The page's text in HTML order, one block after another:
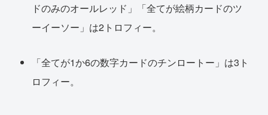
ドのみのオールレッド」「全てが絵柄カードのツ
ーイーソー」は2トロフィー。
「全てが1か6の数字カードのチンロートー」は3ト
ロフィー。